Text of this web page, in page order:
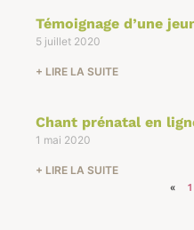
Témoignage d’une
5 juillet 2020
+ LIRE LA SUITE
Chant prénatal en
1 mai 2020
+ LIRE LA SUITE
« 1